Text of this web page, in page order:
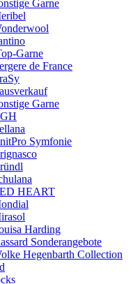
Garne
Garne
de France
Garne
Symfonie
HEART
Harding
Sonderangebote
Hegenbarth Collection